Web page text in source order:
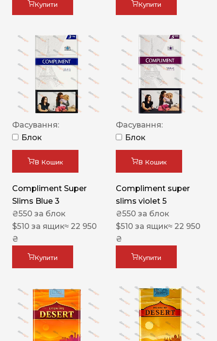
Купити Купити
Фасування:
Блок
В Кошик
Compliment Super
Slims Blue 3
₴550 за блок
$510 за ящик≈ 22 950
₴
Купити
Фасування:
Блок
В Кошик
Compliment super
slims violet 5
₴550 за блок
$510 за ящик≈ 22 950
₴
Купити